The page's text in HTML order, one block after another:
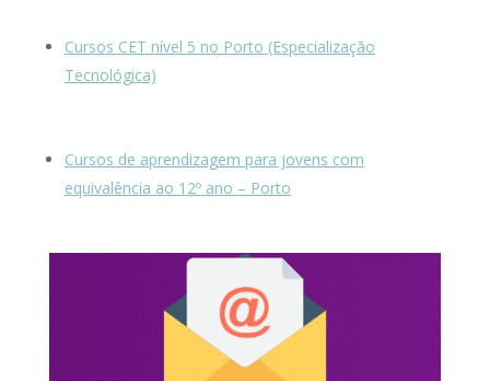
Cursos CET nível 5 no Porto (Especialização
Tecnológica)
Cursos de aprendizagem para jovens com
equivalência ao 12º ano – Porto